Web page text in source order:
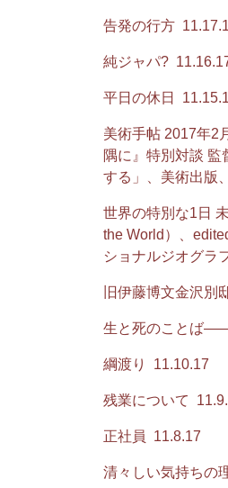
告発の行方
純ジャパ?
平日の休日
美術手帖 2017年2
隅に』特別対談
する」、美術出版
世界の特別な1日
the World）、
ショナルジオグラ
旧伊藤博文金沢別
生と死のことば
綱渡り 11.10.17
残業について
正社員 11.8.17
清々しい気持ちの